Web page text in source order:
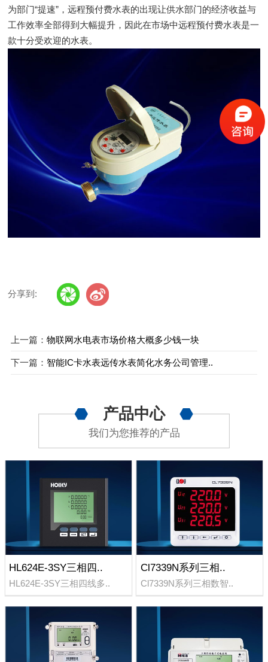
为部门“提速”，远程预付费水表的出现让供水部门的经济收益与
工作效率全部得到大幅提升，因此在市场中远程预付费水表是一
款十分受欢迎的水表。
分享到:
上一篇： 物联网水电表市场价格大概多少钱一块
下一篇： 智能IC卡水表远传水表简化水务公司管理..
产品中心
我们为您推荐的产品
HL624E-3SY三相四..
HL624E-3SY三相四线多..
Cl7339N系列三相..
Cl7339N系列三相数智..